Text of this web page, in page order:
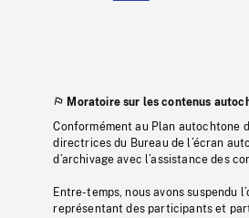
Moratoire sur les contenus
Conformément au Plan autochtone
directrices du Bureau de l’écran
d’archivage avec l’assistance des
Entre-temps, nous avons suspendu
représentant des participants et